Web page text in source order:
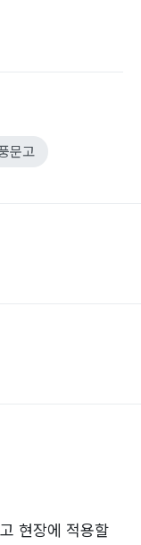
문고
현장에 적용할